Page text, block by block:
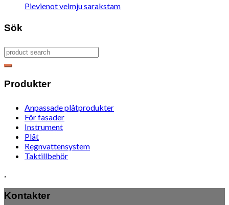
Pievienot velmju sarakstam
Sök
Produkter
Anpassade plåtprodukter
För fasader
Instrument
Plåt
Regnvattensystem
Taktillbehör
,
Kontakter